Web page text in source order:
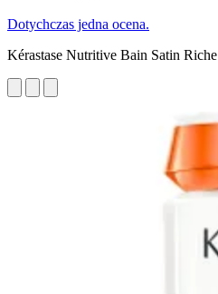
Dotychczas jedna ocena.
Kérastase Nutritive Bain Satin Riche